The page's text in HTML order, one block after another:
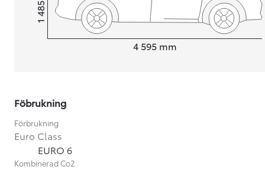
Från 599 900 kr
Nya Corolla Cross
HYBRID
4 595 mm
Height1 485
Föbrukning
Förbrukning
Euro Class
EURO 6
Kombinerad Co2